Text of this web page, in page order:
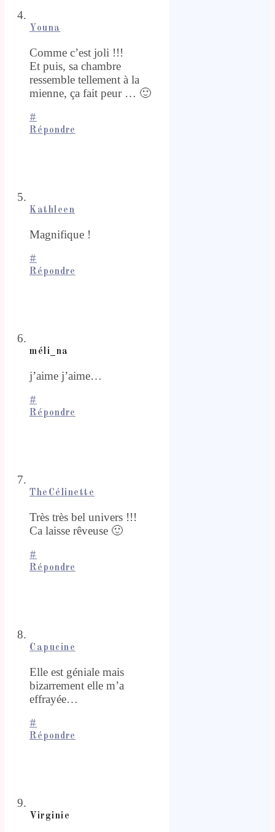
Youna
Comme c’est joli !!!
Et puis, sa chambre
ressemble tellement à la
mienne, ça fait peur … 🙂
#
Répondre
Kathleen
Magnifique !
#
Répondre
méli_na
j’aime j’aime…
#
Répondre
TheCélinette
Très très bel univers !!!
Ca laisse rêveuse 🙂
#
Répondre
Capucine
Elle est géniale mais
bizarrement elle m’a
effrayée…
#
Répondre
Virginie